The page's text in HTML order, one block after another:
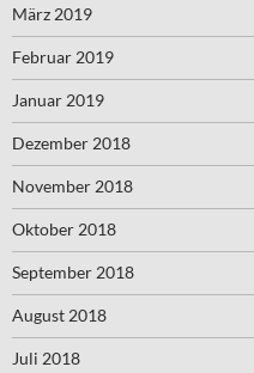
März 2019
Februar 2019
Januar 2019
Dezember 2018
November 2018
Oktober 2018
September 2018
August 2018
Juli 2018